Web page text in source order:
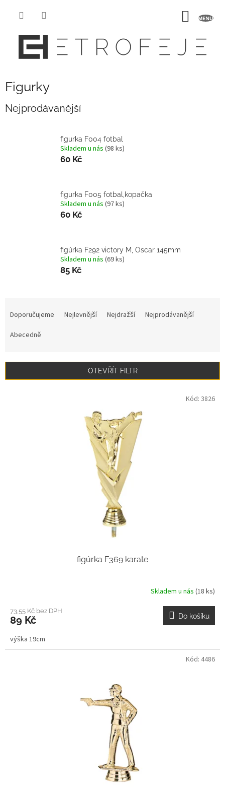
Figurky
Nejprodávanější
figurka F004 fotbal
Skladem u nás (98 ks)
60 Kč
figurka F005 fotbal,kopačka
Skladem u nás (97 ks)
60 Kč
figúrka F292 victory M, Oscar 145mm
Skladem u nás (69 ks)
85 Kč
e
r
Doporučujeme Nejlevnější Nejdražší
Nejprodávanější
Abecedně
OTEVŘÍT FILTR
figúrka F369 karate
Skladem u nás (18 ks)
73,55 Kč bez DPH
89 Kč Do košíku
výška 19cm
Kód: 3826
Kód: 4486